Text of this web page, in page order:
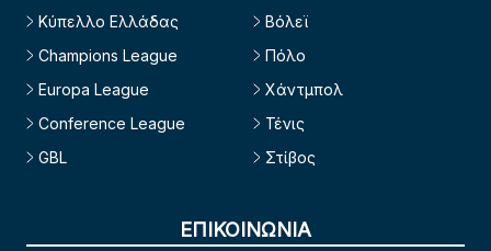
Κύπελλο Ελλάδας
Champions League
Europa League
Conference League
GBL
Βόλεϊ
Πόλο
Χάντμπολ
Τένις
Στίβος
ΕΠΙΚΟΙΝΩΝΙΑ